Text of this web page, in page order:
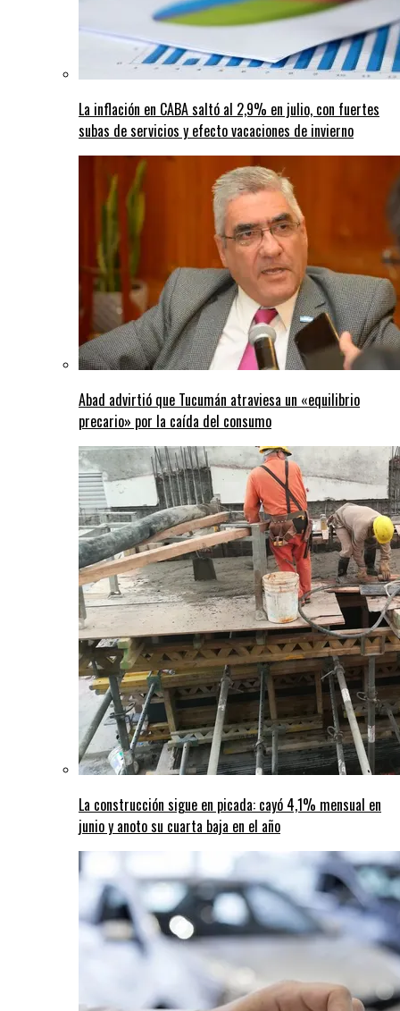
La inflación en CABA saltó al 2,9% en julio, con fuertes
subas de servicios y efecto vacaciones de invierno
Abad advirtió que Tucumán atraviesa un «equilibrio
precario» por la caída del consumo
La construcción sigue en picada: cayó 4,1% mensual en
junio y anoto su cuarta baja en el año